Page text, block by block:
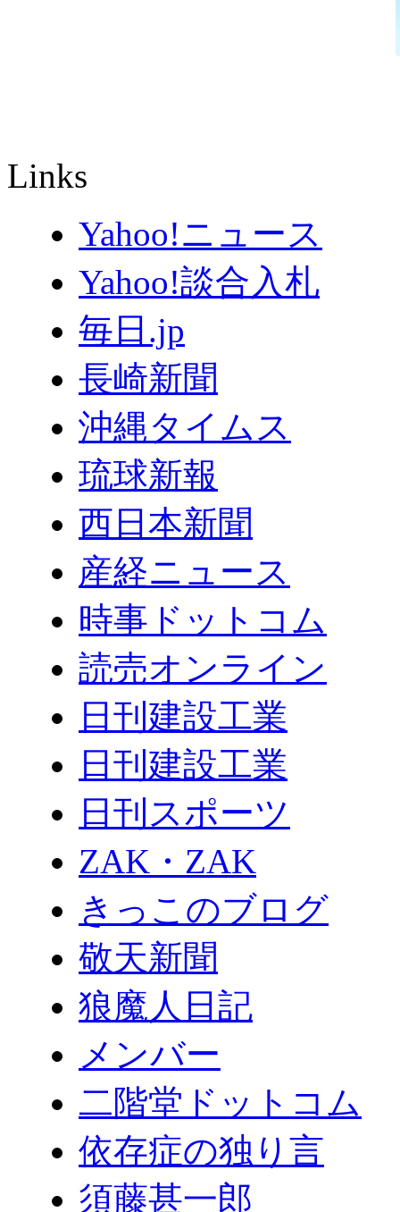
Links
Yahoo!ニュース
Yahoo!談合入札
毎日.jp
長崎新聞
沖縄タイムス
琉球新報
西日本新聞
産経ニュース
時事ドットコム
読売オンライン
日刊建設工業
日刊建設工業
日刊スポーツ
ZAK・ZAK
きっこのブログ
敬天新聞
狼魔人日記
メンバー
二階堂ドットコム
依存症の独り言
須藤甚一郎